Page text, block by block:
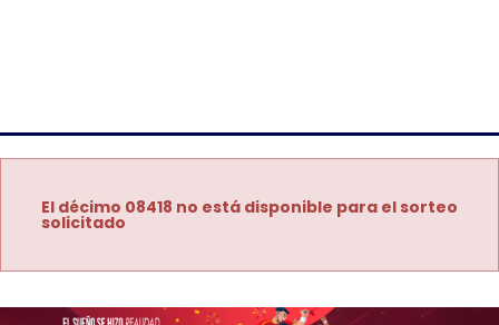
El décimo 08418 no está disponible para el sorteo
solicitado